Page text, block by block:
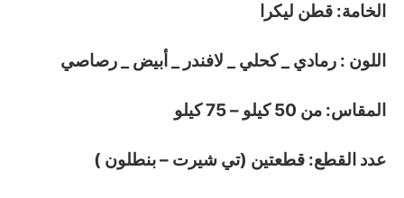
الخامة: قطن ليكرا
اللون : رمادي _ كحلي _ لافندر _ أبيض _ رصاصي
المقاس: من 50 كيلو – 75 كيلو
عدد القطع: قطعتين (تي شيرت – بنطلون )